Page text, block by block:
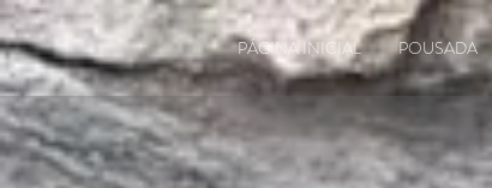
PÁGINA INICIAL POUSADA